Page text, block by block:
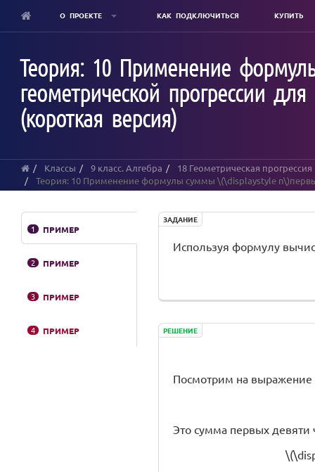
content
О ПРОЕКТЕ КАК ПОДКЛЮЧИТЬСЯ КУПИТЬ
Теория: 10 Применение
геометрической прогрессии
(короткая версия)
Классы 9 класс. Алгебра
18 Геометрическая прогрессия
Теория: 10 Применение формулы суммы \(\displaystyle
1 ПРИМЕР
2 ПРИМЕР
3 ПРИМЕР
4 ПРИМЕР
ЗАДАНИЕ
Используя формулу
РЕШЕНИЕ
Посмотрим на
Это сумма первых девяти